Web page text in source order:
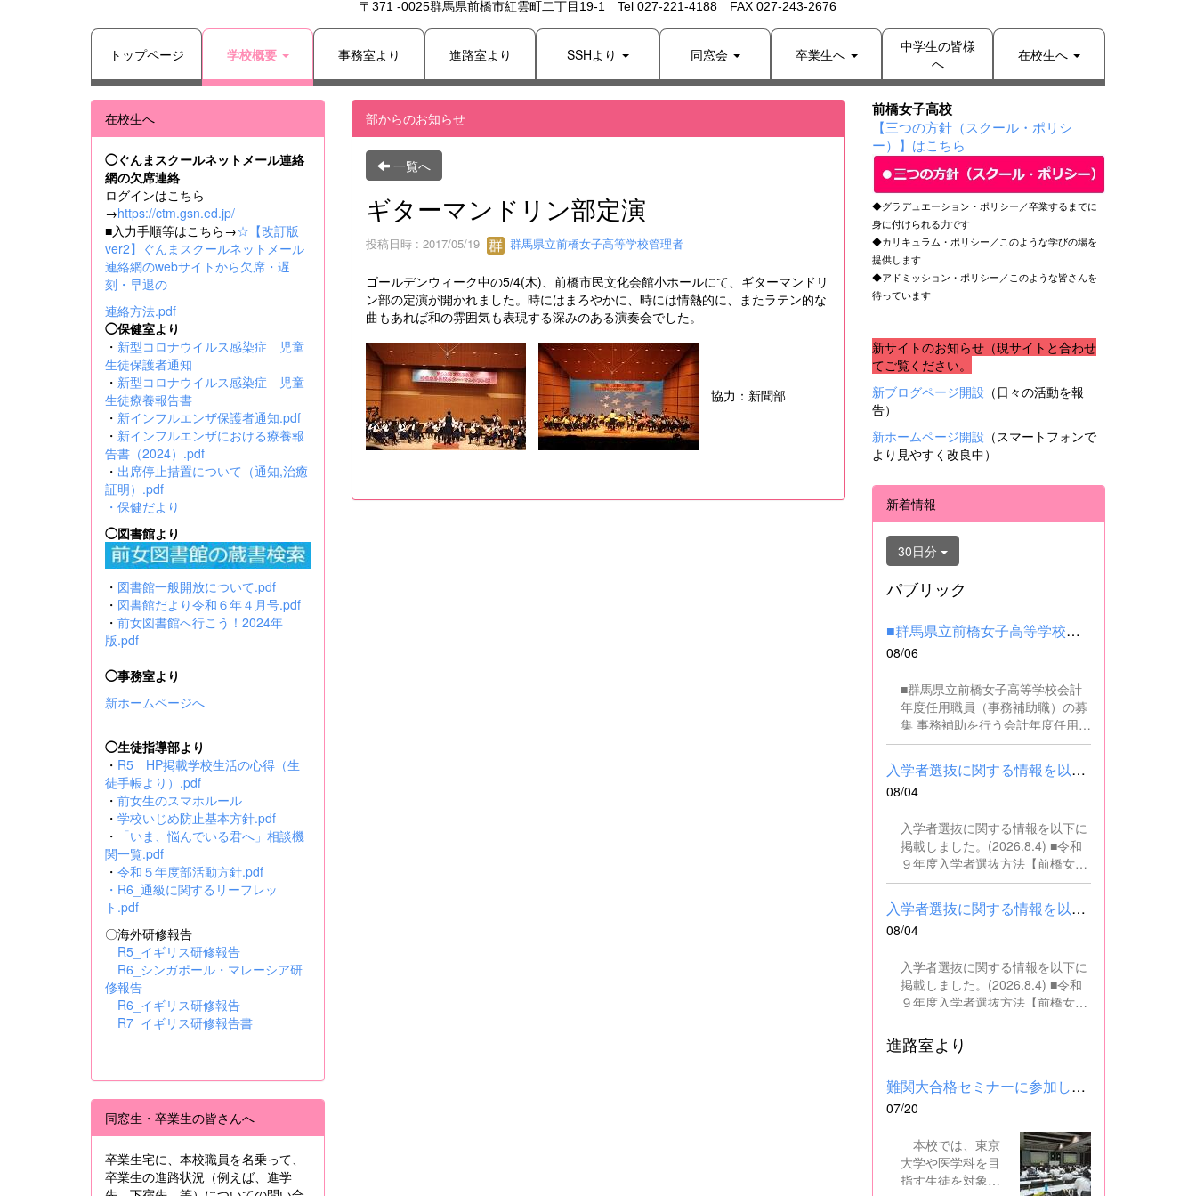
〒371 -0025群馬県前橋市紅雲町二丁目19-1 Tel 027-221-4188 FAX 027-243-2676
トップページ 学校概要 事務室より 進路室より SSHより 同窓会 卒業生へ
中学生の皆様
へ
在校生へ
部からのお知らせ
一覧へ
ギターマンドリン部定演
投稿日時 : 2017/05/19 群馬県立前橋女子高等学校管理者
ゴールデンウィーク中の5/4(木)、前橋市民文化会館小ホールにて、ギターマンドリ
ン部の定演が開かれました。時にはまろやかに、時には情熱的に、またラテン的な
曲もあれば和の雰囲気も表現する深みのある演奏会でした。
協力：新聞部
在校生へ
◯ぐんまスクールネットメール連絡
網の欠席連絡
ログインはこちら
→https://ctm.gsn.ed.jp/
■入力手順等はこちら→☆【改訂版
ver2】ぐんまスクールネットメール
連絡網のwebサイトから欠席・遅
刻・早退の
連絡方法.pdf
◯保健室より
・ 新型コロナウイルス感染症 児童
生徒保護者通知
・ 新型コロナウイルス感染症 児童
生徒療養報告書
・ 新インフルエンザ保護者通知.pdf
・ 新インフルエンザにおける療養報
告書（2024）.pdf
・ 出席停止措置について（通知,治癒
証明）.pdf
・ 保健だより
◯図書館より
・ 図書館一般開放について.pdf
・ 図書館だより令和６年４月号.pdf
・ 前女図書館へ行こう！2024年
版.pdf
◯事務室より
新ホームページへ
◯生徒指導部より
・ R5 HP掲載学校生活の心得（生
徒手帳より）.pdf
・ 前女生のスマホルール
・ 学校いじめ防止基本方針.pdf
・
「いま、悩んでいる君へ」相談機
関一覧.pdf
・ 令和５年度部活動方針.pdf
・ R6_通級に関するリーフレッ
ト.pdf
〇海外研修報告
R5_イギリス研修報告
R6_シンガポール・マレーシア研
修報告
R6_イギリス研修報告
R7_イギリス研修報告書
同窓生・卒業生の皆さんへ
卒業生宅に、本校職員を名乗って、
卒業生の進路状況（例えば、進学
前橋女子高校
【三つの方針（スクール・ポリシ
ー）】はこちら
◆グラデュエーション・ポリシー／卒業するまでに
身に付けられる力です
◆カリキュラム・ポリシー／このような学びの場を
提供します
◆アドミッション・ポリシー／このような皆さんを
待っています
新サイトのお知らせ（現サイトと合わせ
てご覧ください。
新ブログページ開設 （日々の活動を報
告）
新ホームページ開設 （スマートフォンで
より見やすく改良中）
新着情報
30日分
パブリック
■群馬県立前橋女子高等学校会計年度任用職員（事務補助職）の募集...
08/06
■群馬県立前橋女子高等学校会計
年度任用職員（事務補助職）の募
集 事務補助を行う会計年度任用職
員を募集します。 ■職務内容 事務
補助職に従事していただきます。
SSH（スーパーサイエンスハイス
クール）事業にかかるパソコンで
整理事務、電話対応、書類の整
理、その他事務補助業務全般 ■募
集人数 １名 ■募集対象 以下の条
件を満たしている方 基本的なパソ
コン操作（Word、Excelなど）が
できる方 なお、以下に該当する方
は、応募できませんので御了承く
条に該当する者（以下のいずれか
に該当する人） ・禁錮以上の刑に
処せられ、その執行を終わるまで
までの者 ・群馬県職員として懲戒
から2年を経過しない者 ・人事委
員会又は公平委員会の委員の職に
あって、地方公務員法第60条から
第63条までに規定する罪を犯し、
刑に処せられた者 ・日本国憲法又
はその下に成立した政府を暴力で
破壊することを主張する政党その
入学者選抜に関する情報を以下に掲載しました。(2026.8.4) ■令和...
08/04
入学者選抜に関する情報を以下に
掲載しました。(2026.8.4) ■令和
９年度入学者選抜方法【前橋女子
高校】pdf はこちら ■群馬県教育
委員会webサイト 高校入試に関
するページはこちら
入学者選抜に関する情報を以下に掲載しました。(2026.8.4) ■令和...
08/04
入学者選抜に関する情報を以下に
掲載しました。(2026.8.4) ■令和
９年度入学者選抜方法【前橋女子
委員会webサイト 高校入試に関
するページはこちら
進路室より
難関大合格セミナーに参加しました
07/20
本校では、東京
大学や医学科を目
指す生徒を対象